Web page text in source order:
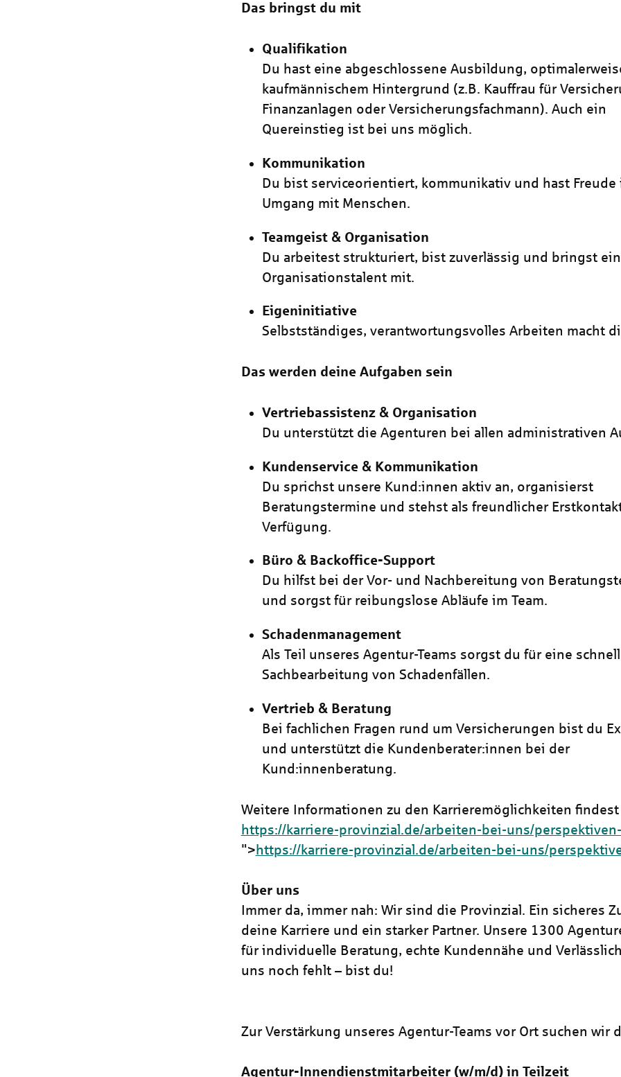
Das bringst du mit
Qualifikation
Du hast eine abgeschlossene Ausbildung,
kaufmännischem Hintergrund (z.B. Kauffrau für
Finanzanlagen oder Versicherungsfachmann). Auch ein
Quereinstieg ist bei uns möglich.
Kommunikation
Du bist serviceorientiert, kommunikativ und hast Freude
Umgang mit Menschen.
Teamgeist & Organisation
Du arbeitest strukturiert, bist zuverlässig und bringst
Organisationstalent mit.
Eigeninitiative
Selbstständiges, verantwortungsvolles Arbeiten macht
Das werden deine Aufgaben sein
Vertriebassistenz & Organisation
Du unterstützt die Agenturen bei allen administrativen
Kundenservice & Kommunikation
Du sprichst unsere Kund:innen aktiv an, organisierst
Beratungstermine und stehst als freundlicher
Verfügung.
Büro & Backoffice-Support
Du hilfst bei der Vor- und Nachbereitung von
und sorgst für reibungslose Abläufe im Team.
Schadenmanagement
Als Teil unseres Agentur-Teams sorgst du für eine
Sachbearbeitung von Schadenfällen.
Vertrieb & Beratung
Bei fachlichen Fragen rund um Versicherungen bist du
und unterstützt die Kundenberater:innen bei der
Kund:innenberatung.
Weitere Informationen zu den Karrieremöglichkeiten
https://karriere-provinzial.de/arbeiten-bei-uns/
">https://karriere-provinzial.de/arbeiten-bei-uns/
Über uns
Immer da, immer nah: Wir sind die Provinzial. Ein sicheres
deine Karriere und ein starker Partner. Unsere 1300
für individuelle Beratung, echte Kundennähe und
uns noch fehlt – bist du!
Zur Verstärkung unseres Agentur-Teams vor Ort suchen wir
Agentur-Innendienstmitarbeiter (w/m/d) in Teilzeit